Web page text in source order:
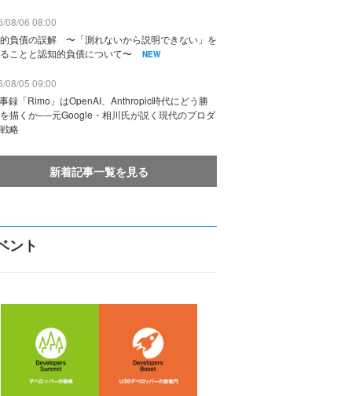
08/06 08:00
負債の誤解 〜「測れないから説明できない」を
ことと認知的負債について〜
NEW
08/05 09:00
録「Rimo」はOpenAI、Anthropic時代にどう勝
描くか──元Google・相川氏が説く現代のプロダ
略
新着記事一覧を見る
ント